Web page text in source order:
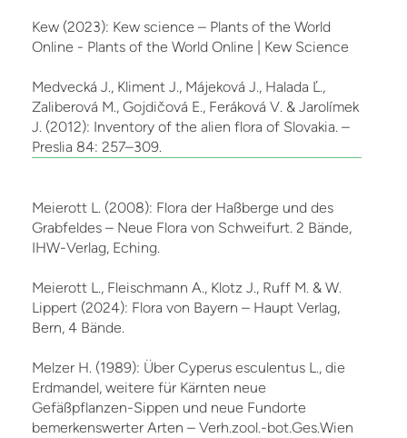
Kew (2023): Kew science – Plants of the World
Online - Plants of the World Online | Kew Science
Medvecká J., Kliment J., Májeková J., Halada Ľ.,
Zaliberová M., Gojdičová E., Feráková V. & Jarolímek
J. (2012): Inventory of the alien flora of Slovakia. –
Preslia 84: 257–309.
Meierott L. (2008): Flora der Haßberge und des
Grabfeldes – Neue Flora von Schweifurt. 2 Bände,
IHW-Verlag, Eching.
Meierott L., Fleischmann A., Klotz J., Ruff M. & W.
Lippert (2024): Flora von Bayern – Haupt Verlag,
Bern, 4 Bände.
Melzer H. (1989): Über Cyperus esculentus L., die
Erdmandel, weitere für Kärnten neue
Gefäßpflanzen-Sippen und neue Fundorte
bemerkenswerter Arten – Verh.zool.-bot.Ges.Wien